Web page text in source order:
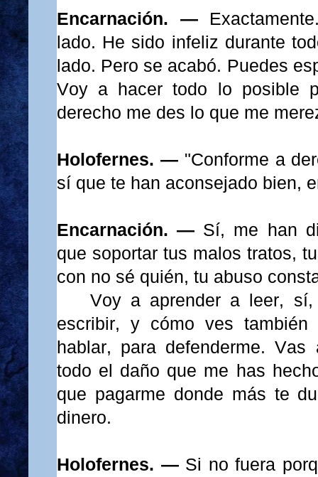
Encarnación. —
lado. He sido infeliz durante
lado. Pero se acabó. Puedes
Voy a hacer todo lo posible
derecho me des lo que me
Holofernes. — "Conforme a
sí que te han aconsejado bien,
Encarnación. — Sí, me han
que soportar tus malos tratos,
con no sé quién, tu abuso
Voy a aprender a leer,
escribir, y cómo ves
hablar, para defenderme.
todo el daño que me has
que pagarme donde más te
dinero.
Holofernes. — Si no fuera